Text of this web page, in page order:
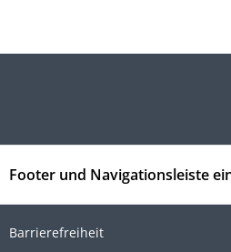
Footer und Navigationsleiste
Barrierefreiheit